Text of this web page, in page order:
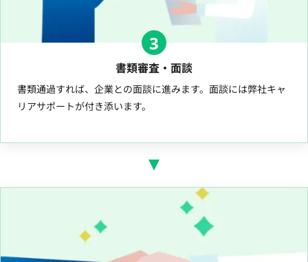
3
書類審査・面談
書類通過すれば、企業との面談に進みます。面談には弊社キャ
リアサポートが付き添います。